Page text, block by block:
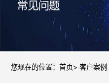
您现在的位置： 首页> 客户案例